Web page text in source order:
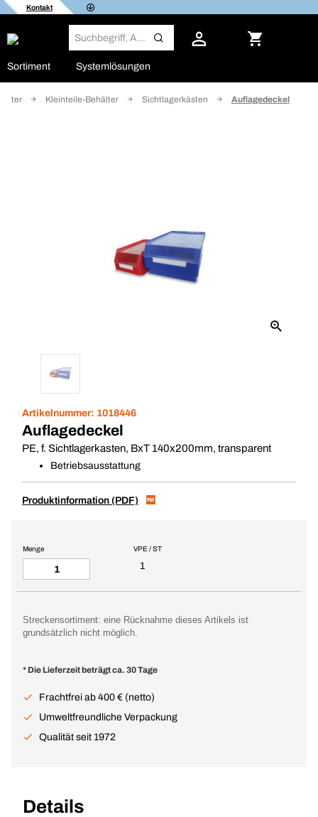
Kontakt
Sortiment Systemlösungen
Kleinteile-Behälter Sichtlagerkästen Auflagedeckel
Artikelnummer: 1018446
Auflagedeckel
PE, f. Sichtlagerkasten, BxT 140x200mm, transparent
Betriebsausstattung
Produktinformation (PDF)
VPE / ST
1
Menge
Streckensortiment: eine Rücknahme dieses Artikels ist
grundsätzlich nicht möglich.
* Die Lieferzeit beträgt ca. 30 Tage
Frachtfrei ab 400 € (netto)
Umweltfreundliche Verpackung
Qualität seit 1972
Details